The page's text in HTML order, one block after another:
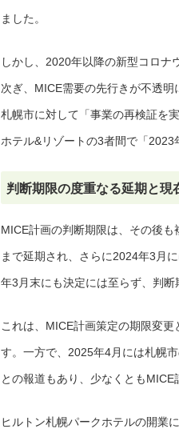
ました。
しかし、2020年以降の新型コロナ
次ぎ、MICE需要の先行きが不透
札幌市に対して「事業の再検証を
ホテル&リゾートの3者間で「2023
判断期限の度重なる延期と現
MICE計画の判断期限は、その後
まで延期され、さらに2024年3月
年3月末にも決定には至らず、判
これは、MICE計画策定の期限変
す。一方で、2025年4月には札幌
との報道もあり、少なくとも
ヒルトン札幌パークホテルの開業